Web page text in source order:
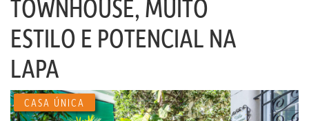
TOWNHOUSE, MUITO
ESTILO E POTENCIAL NA
LAPA
CASA ÚNICA